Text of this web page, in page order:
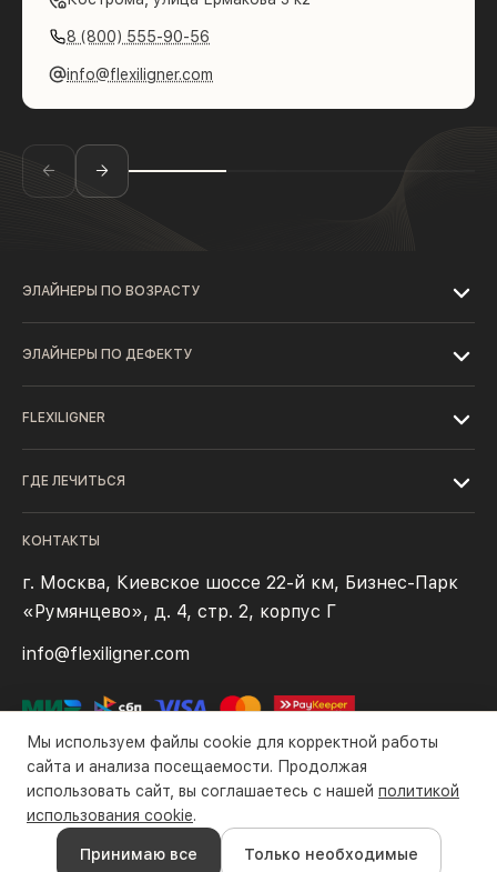
8 (800) 555-90-56
info@flexiligner.com
ЭЛАЙНЕРЫ ПО ВОЗРАСТУ
ЭЛАЙНЕРЫ ПО ДЕФЕКТУ
FLEXILIGNER
ГДЕ ЛЕЧИТЬСЯ
КОНТАКТЫ
г. Москва, Киевское шоссе 22-й км, Бизнес-Парк
«Румянцево», д. 4, стр. 2, корпус Г
info@flexiligner.com
Все права защищены компанией ООО «Флексилайнер». ©2016-
2026 гг.
Политика конфиденциальности Файлы cookie Правила оплаты
Мы используем файлы cookie для корректной работы
сайта и анализа посещаемости. Продолжая
использовать сайт, вы соглашаетесь с нашей политикой
использования cookie.
Принимаю все Только необходимые